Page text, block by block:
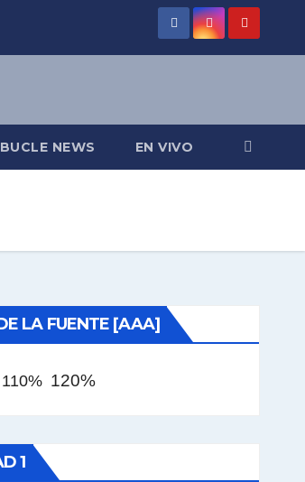
NEWS EN VIVO
LA FUENTE [AAA]
110% 120%
1